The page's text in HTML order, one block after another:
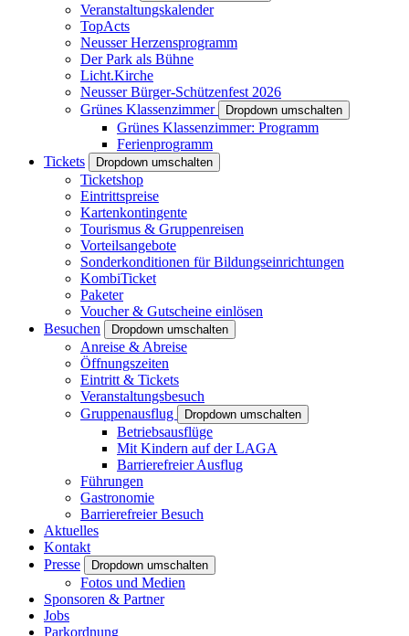
Veranstaltungskalender
TopActs
Neusser Herzensprogramm
Der Park als Bühne
Licht.Kirche
Neusser Bürger-Schützenfest 2026
Grünes Klassenzimmer
Dropdown umschalten
Grünes Klassenzimmer: Programm
Ferienprogramm
Tickets
Dropdown umschalten
Ticketshop
Eintrittspreise
Kartenkontingente
Tourismus & Gruppenreisen
Vorteilsangebote
Sonderkonditionen für Bildungseinrichtungen
KombiTicket
Paketer
Voucher & Gutscheine einlösen
Besuchen
Dropdown umschalten
Anreise & Abreise
Öffnungszeiten
Eintritt & Tickets
Veranstaltungsbesuch
Gruppenausflug
Dropdown umschalten
Betriebsausflüge
Mit Kindern auf der LAGA
Barrierefreier Ausflug
Führungen
Gastronomie
Barrierefreier Besuch
Aktuelles
Kontakt
Presse
Dropdown umschalten
Fotos und Medien
Sponsoren & Partner
Jobs
Parkordnung